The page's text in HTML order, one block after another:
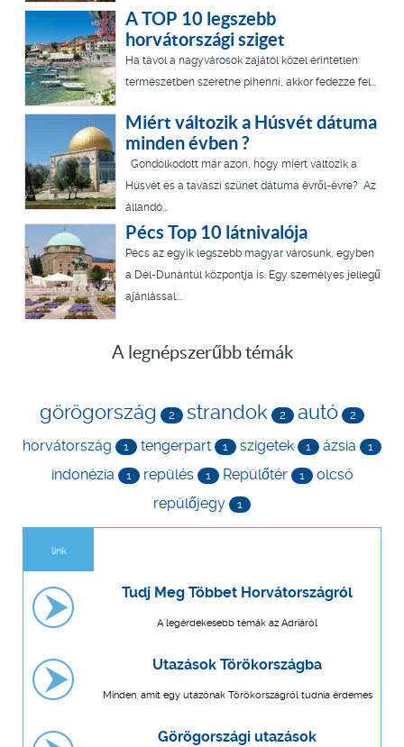
A TOP 10 legszebb
horvátországi sziget
Ha távol a nagyvárosok zajától közel érintetlen
természetben szeretne pihenni, akkor fedezze fel...
Miért változik a Húsvét dátuma
minden évben ?
Gondolkodott már azon, hogy miért változik a
Húsvét és a tavaszi szünet dátuma évről-évre? Az
állandó...
Pécs Top 10 látnivalója
Pécs az egyik legszebb magyar városunk, egyben
a Dél-Dunántúl központja is. Egy személyes jellegű
ajánlással...
A legnépszerűbb témák
görögország 2 strandok 2 autó 2
horvátország 1 tengerpart 1 szigetek 1 ázsia 1
indonézia 1 repülés 1 Repülőtér 1
olcsó
repülőjegy
1
link
Tudj Meg Többet Horvátországról
A legérdekesebb témák az Adriáról
Utazások Törökországba
Minden, amit egy utazónak Törökországról tudnia érdemes
Görögországi utazások